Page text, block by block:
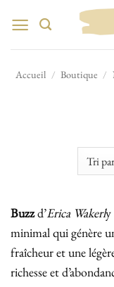
contenu
Accueil / Boutique /
Buzzd’Erica Wakerly
minimal qui génère
fraîcheur et une
richesse et